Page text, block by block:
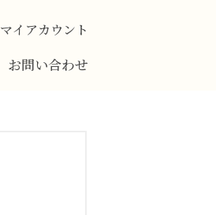
マイアカウント
お問い合わせ